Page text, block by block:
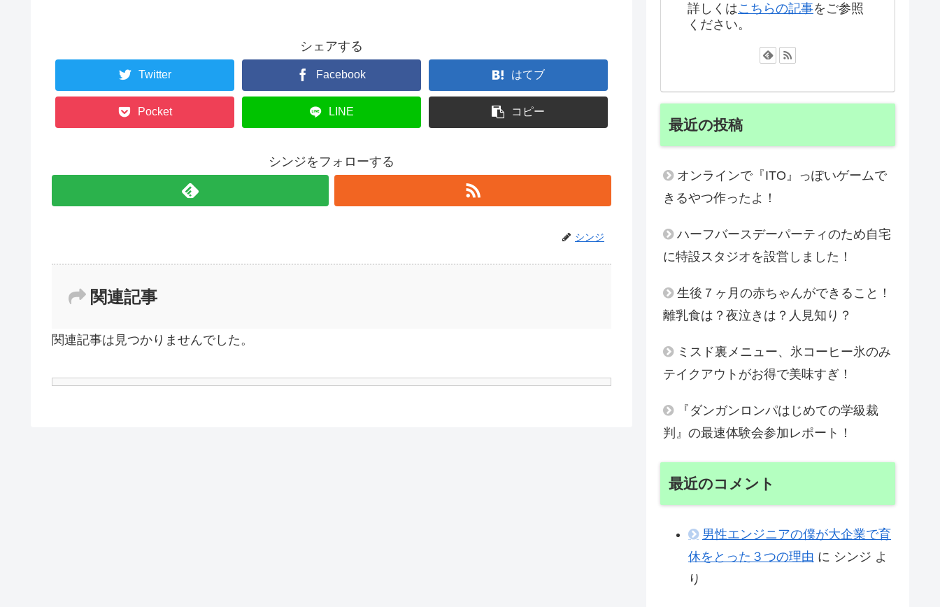
シェアする
Twitter Facebook はてブ
Pocket LINE コピー
シンジをフォローする
シンジ
関連記事
関連記事は見つかりませんでした。
詳しくはこちらの記事をご参照
ください。
最近の投稿
オンラインで『ITO』っぽいゲームで
きるやつ作ったよ！
ハーフバースデーパーティのため自宅
に特設スタジオを設営しました！
生後７ヶ月の赤ちゃんができること！
離乳食は？夜泣きは？人見知り？
ミスド裏メニュー、氷コーヒー氷のみ
テイクアウトがお得で美味すぎ！
『ダンガンロンパはじめての学級裁
判』の最速体験会参加レポート！
最近のコメント
男性エンジニアの僕が大企業で育
休をとった３つの理由 に シンジ よ
り